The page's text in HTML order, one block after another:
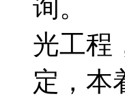
询。
光工程
定，本